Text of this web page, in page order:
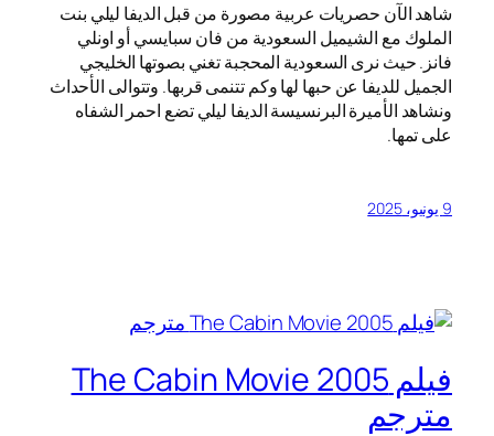
شاهد الآن حصريات عربية مصورة من قبل الديفا ليلي بنت
الملوك مع الشيميل السعودية من فان سبايسي أو اونلي
فانز. حيث نرى السعودية المحجبة تغني بصوتها الخليجي
الجميل للديفا عن حبها لها وكم تتنمى قربها. وتتوالى الأحداث
ونشاهد الأميرة البرنسيسة الديفا ليلي تضع احمر الشفاه
على تمها.
9 يونيو، 2025
فيلم The Cabin Movie 2005
مترجم